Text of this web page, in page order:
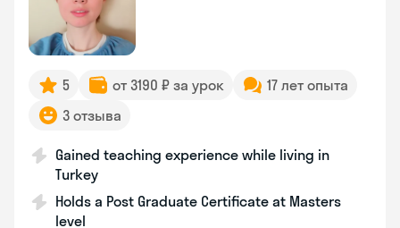
5 от 3190 ₽ за урок
17 лет опыта
3 отзыва
Gained teaching experience while living in
Turkey
Holds a Post Graduate Certificate at Masters
level